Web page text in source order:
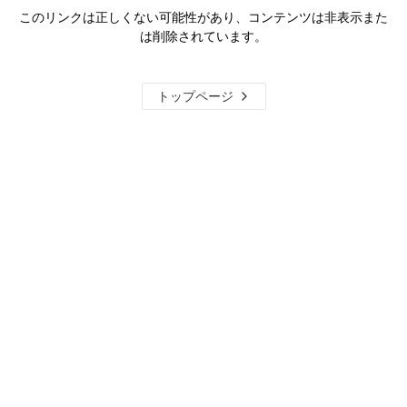
このリンクは正しくない可能性があり、コンテンツは非表示また
は削除されています。
トップページ